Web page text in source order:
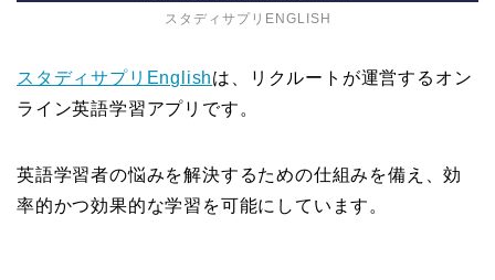
スタディサプリENGLISH
スタディサプリEnglishは、リクルートが運営するオン
ライン英語学習アプリです。
英語学習者の悩みを解決するための仕組みを備え、効
率的かつ効果的な学習を可能にしています。